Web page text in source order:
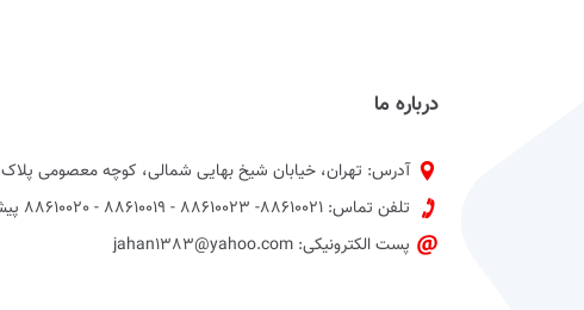
درباره ما
آدرس: تهران، خیابان شیخ بهایی شمالی، کوچه معصومی پلاک 4
تلفن تماس: 88610021- 88610023 - 88610019 - 88610020 پیش شماره 021
پست الکترونیکی: jahan1383@yahoo.com